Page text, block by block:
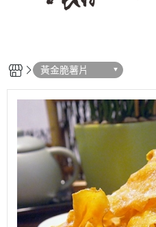
黃金脆薯片